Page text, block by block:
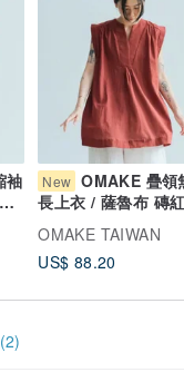
袖
New OMAKE 疊領
長上衣 / 薩魯布 磚紅
OMAKE TAIWAN
US$ 88.20